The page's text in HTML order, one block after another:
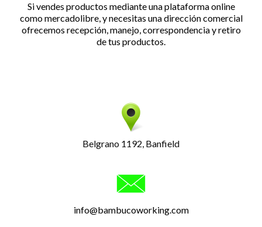
Si vendes productos mediante una plataforma online
como mercadolibre, y necesitas una dirección comercial
ofrecemos recepción, manejo, correspondencia y retiro
de tus productos.
Belgrano 1192, Banfield
info@bambucoworking.com